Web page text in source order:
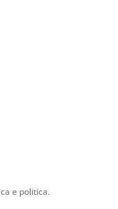
e politica.